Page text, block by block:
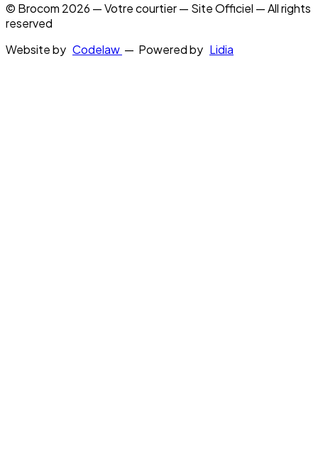
© Brocom 2026 — Votre courtier — Site Officiel — All rights
reserved
Website by Codelaw — Powered by Lidia